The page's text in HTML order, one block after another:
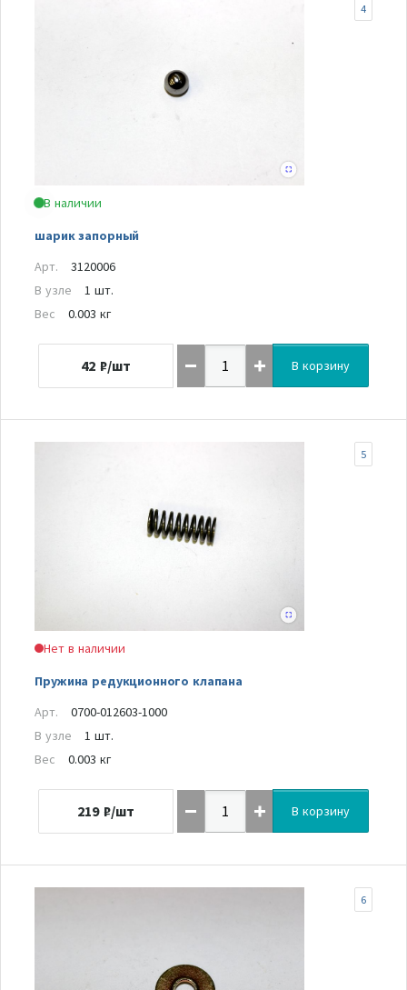
В наличии
шарик запорный
4
Арт.
3120006
В узле
1 шт.
Вес
0.003 кг
42 ₽/шт В корзину
Нет в наличии
Пружина редукционного клапана
5
Арт.
0700-012603-1000
В узле
1 шт.
Вес
0.003 кг
219 ₽/шт В корзину
6